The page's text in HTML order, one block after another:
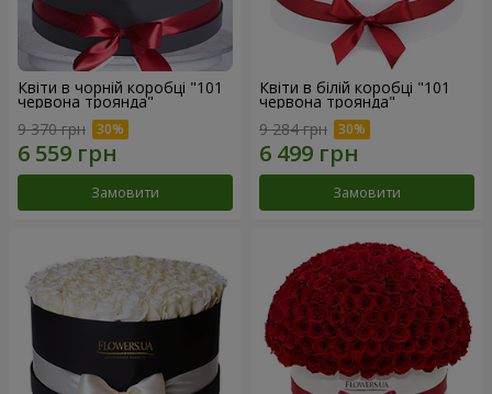
Квіти в чорній коробці "101
червона троянда"
9 370 грн
Замовити
Квіти в білій коробці "101
червона троянда"
9 284 грн
Замовити